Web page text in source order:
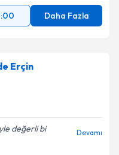
Daha Fazla
Erçin
değerli bi
Devamı